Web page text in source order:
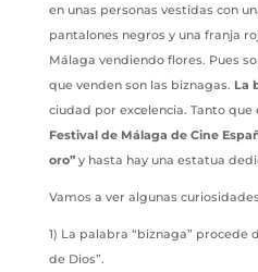
en unas personas vestidas con
pantalones negros y una franja
Málaga vendiendo flores. Pues
que venden son las biznagas. La
ciudad por excelencia. Tanto
Festival de Málaga de Cine
oro”y hasta hay una estatua
Vamos a ver algunas
1) La palabra “biznaga” procede
de Dios”.